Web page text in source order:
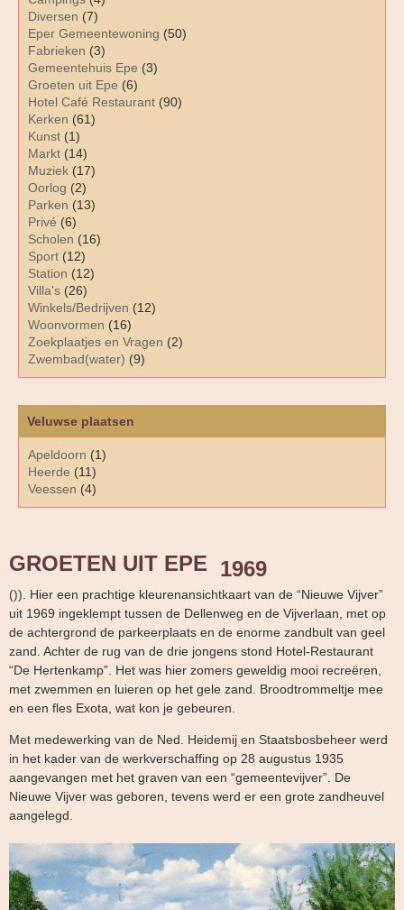
Diversen (7)
Eper Gemeentewoning (50)
Fabrieken (3)
Gemeentehuis Epe (3)
Groeten uit Epe (6)
Hotel Café Restaurant (90)
Kerken (61)
Kunst (1)
Markt (14)
Muziek (17)
Oorlog (2)
Parken (13)
Privé (6)
Scholen (16)
Sport (12)
Station (12)
Villa's (26)
Winkels/Bedrijven (12)
Woonvormen (16)
Zoekplaatjes en Vragen (2)
Zwembad(water) (9)
Veluwse plaatsen
Apeldoorn (1)
Heerde (11)
Veessen (4)
GROETEN UIT EPE 1969
()). Hier een prachtige kleurenansichtkaart van de “Nieuwe Vijver”
uit 1969 ingeklempt tussen de Dellenweg en de Vijverlaan, met op
de achtergrond de parkeerplaats en de enorme zandbult van geel
zand. Achter de rug van de drie jongens stond Hotel-Restaurant
“De Hertenkamp”. Het was hier zomers geweldig mooi recreëren,
met zwemmen en luieren op het gele zand. Broodtrommeltje mee
en een fles Exota, wat kon je gebeuren.
Met medewerking van de Ned. Heidemij en Staatsbosbeheer werd
in het kader van de werkverschaffing op 28 augustus 1935
aangevangen met het graven van een “gemeentevijver”. De
Nieuwe Vijver was geboren, tevens werd er een grote zandheuvel
aangelegd.